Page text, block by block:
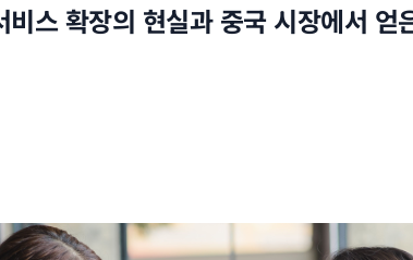
스 확장의 현실과 중국 시장에서 얻